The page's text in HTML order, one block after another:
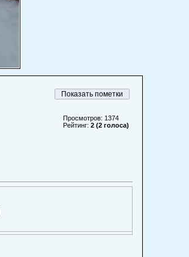
Просмотров: 1374
Рейтинг: 2 (2 голоса)